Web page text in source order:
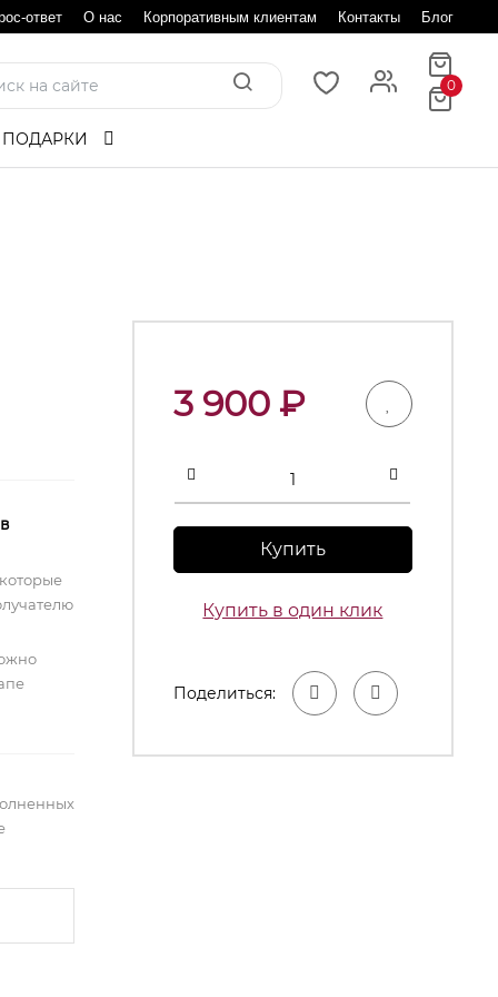
ответ О нас Корпоративным клиентам Контакты Блог
0
3 900₽
Купить
Купить в один клик
Поделиться: